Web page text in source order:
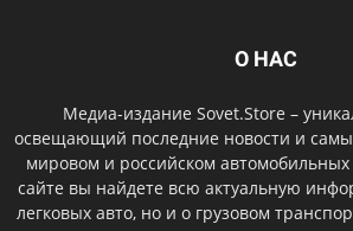
О НАС
Медиа-издание Sovet.Store –
освещающий последние новости и
мировом и российском
сайте вы найдете всю актуальную
легковых авто, но и о грузовом